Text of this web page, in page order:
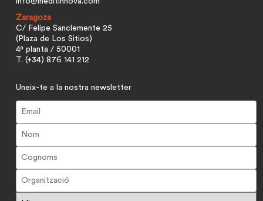
Zaragoza
C/ Felipe Sanclemente 25
(Plaza de Los Sitios)
4ª planta / 50001
T. (+34) 876 141 212
Uneix-te a la nostra newsletter